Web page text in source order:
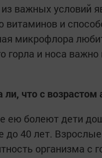
важных условий
витаминов и
микрофлора
горла и носа
что с возрастом
ею болеют дети
до 40 лет.
организма с